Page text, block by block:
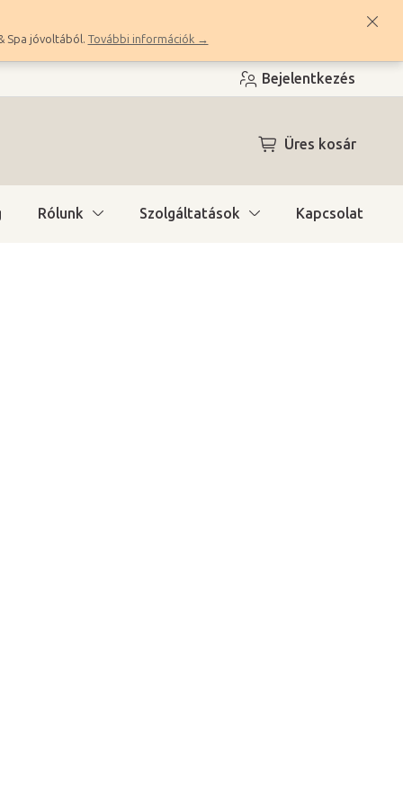
Spa jóvoltából. További információk →
Bejelentkezés
KOSÁR
Üres kosár
Rólunk Szolgáltatások Kapcsolat